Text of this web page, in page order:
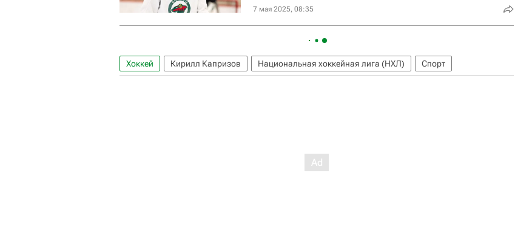
7 мая 2025, 08:35
Хоккей Кирилл Капризов Национальная хоккейная лига (НХЛ) Спорт